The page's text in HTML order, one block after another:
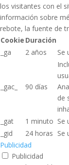
los visitantes con el
información sobre
rebote, la fuente de
Cookie Duración
_ga
2 años Se
_gac_ 90 días
de
_gat
1 minuto Se
_gid
24 horas Se
Publicidad
Publicidad